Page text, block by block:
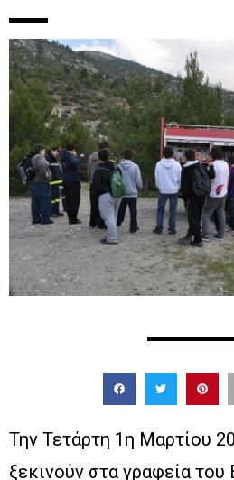
Την Τετάρτη 1η Μαρτίου
ξεκινούν στα γραφεία